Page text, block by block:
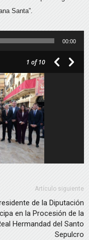
Santa”.
00:00
1 of 10
Artículo siguiente
de la Diputación
en la Procesión de la
Hermandad del Santo
Sepulcro